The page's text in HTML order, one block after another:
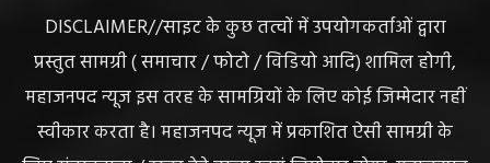
DISCLAIMER//साइट के कुछ तत्वों में उपयोगकर्ताओं द्वारा
प्रस्तुत सामग्री ( समाचार / फोटो / विडियो आदि) शामिल होगी,
महाजनपद न्यूज इस तरह के सामग्रियों के लिए कोई जिम्मेदार नहीं
स्वीकार करता है। महाजनपद न्यूज में प्रकाशित ऐसी सामग्री के